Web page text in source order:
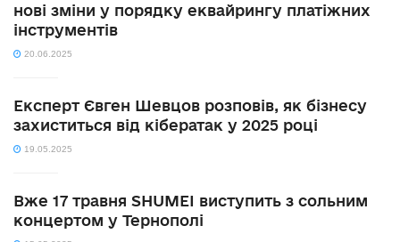
нові зміни у порядку еквайрингу платіжних
інструментів
20.06.2025
Експерт Євген Шевцов розповів, як бізнесу
захиститься від кібератак у 2025 році
19.05.2025
Вже 17 травня SHUMEI виступить з сольним
концертом у Тернополі